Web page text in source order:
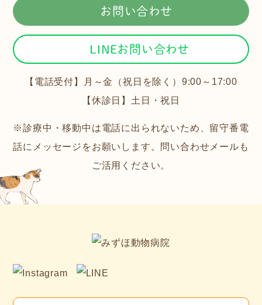
お問い合わせ
LINEお問い合わせ
【電話受付】月～金（祝日を除く）9:00～17:00
【休診日】土日・祝日
※診療中・移動中は電話に出られないため、留守番電
話にメッセージをお願いします。問い合わせメールも
ご活用ください。